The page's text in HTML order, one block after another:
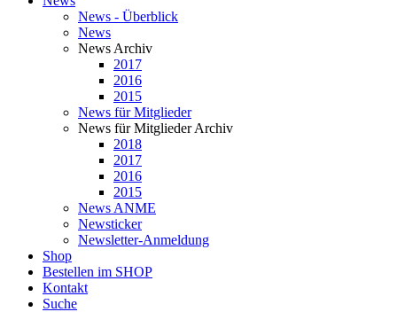
News - Überblick
News
News Archiv
2017
2016
2015
News für Mitglieder
News für Mitglieder Archiv
2018
2017
2016
2015
News ANME
Newsticker
Newsletter-Anmeldung
Shop
Bestellen im SHOP
Kontakt
Suche